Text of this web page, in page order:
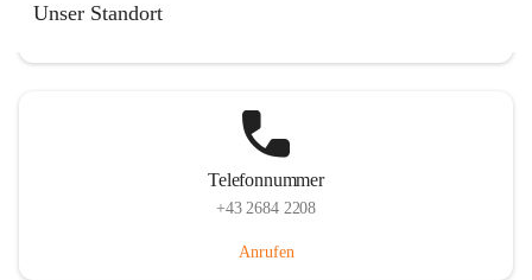
Unser Standort
Telefonnummer
+43 2684 2208
Anrufen